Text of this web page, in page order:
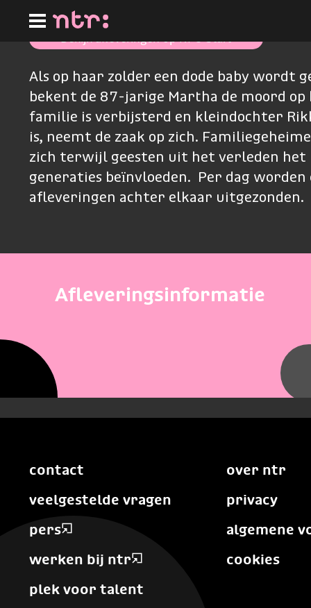
hoofdinhoud
Bekijk afleveringen op NPO Start
Als op haar zolder een dode baby wordt
bekent de 87-jarige Martha de moord op
familie is verbijsterd en kleindochter
is, neemt de zaak op zich.
zich terwijl geesten uit het verleden het
generaties beïnvloeden. Per dag
afleveringen achter elkaar uitgezonden.
Afleveringsinformatie
contact
veelgestelde vragen
pers
werken bij ntr
plek voor talent
over ntr
privacy
algemene
cookies